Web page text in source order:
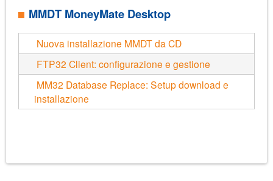
MMDT MoneyMate Desktop
Nuova installazione MMDT da CD
FTP32 Client: configurazione e gestione
MM32 Database Replace: Setup download e
installazione